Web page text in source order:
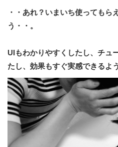
・・あれ？いまいち使ってもら
う・・。
UIもわかりやすくしたし、チュ
たし、効果もすぐ実感できるよ